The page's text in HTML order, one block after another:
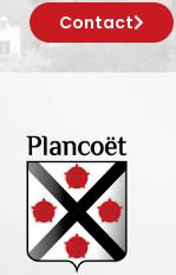
Contact